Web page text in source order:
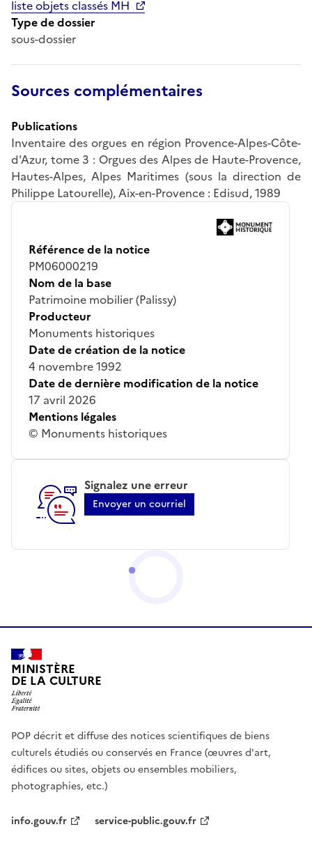
liste objets classés MH
Type de dossier
sous-dossier
Sources complémentaires
Publications
Inventaire des orgues en région Provence-Alpes-Côte-
d'Azur, tome 3 : Orgues des Alpes de Haute-Provence,
Hautes-Alpes, Alpes Maritimes (sous la direction de
Philippe Latourelle), Aix-en-Provence : Edisud, 1989
Référence de la notice
PM06000219
Nom de la base
Patrimoine mobilier (Palissy)
Producteur
Monuments historiques
Date de création de la notice
4 novembre 1992
Date de dernière modification de la notice
17 avril 2026
Mentions légales
© Monuments historiques
Signalez une erreur
Envoyer un courriel
MINISTÈRE
DE LA CULTURE
POP décrit et diffuse des notices scientifiques de biens
culturels étudiés ou conservés en France (œuvres d'art,
édifices ou sites, objets ou ensembles mobiliers,
photographies, etc.)
info.gouv.fr service-public.gouv.fr